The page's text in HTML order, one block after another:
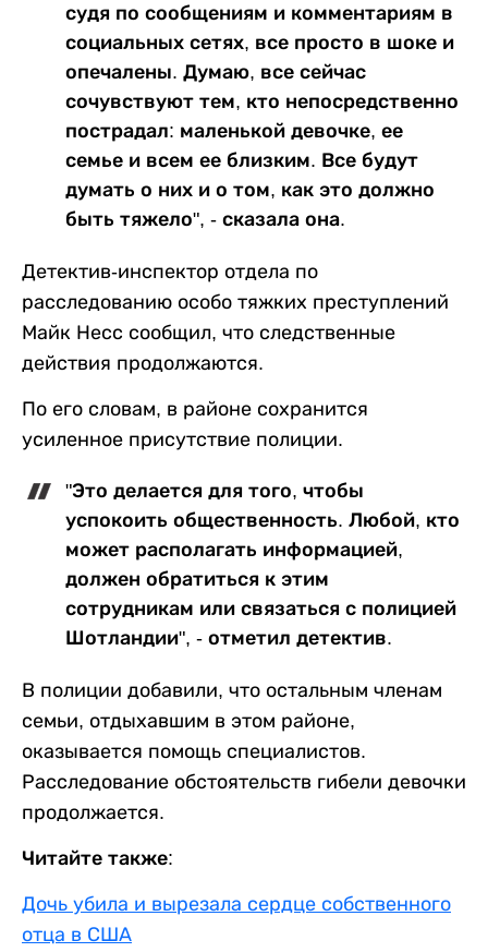
судя по сообщениям и комментариям в
социальных сетях, все просто в шоке и
опечалены. Думаю, все сейчас
сочувствуют тем, кто непосредственно
пострадал: маленькой девочке, ее
семье и всем ее близким. Все будут
думать о них и о том, как это должно
быть тяжело", - сказала она.
Детектив-инспектор отдела по
расследованию особо тяжких преступлений
Майк Несс сообщил, что следственные
действия продолжаются.
По его словам, в районе сохранится
усиленное присутствие полиции.
"Это делается для того, чтобы
успокоить общественность. Любой, кто
может располагать информацией,
должен обратиться к этим
сотрудникам или связаться с полицией
Шотландии", - отметил детектив.
В полиции добавили, что остальным членам
семьи, отдыхавшим в этом районе,
оказывается помощь специалистов.
Расследование обстоятельств гибели девочки
продолжается.
Читайте также:
Дочь убила и вырезала сердце собственного
отца в США